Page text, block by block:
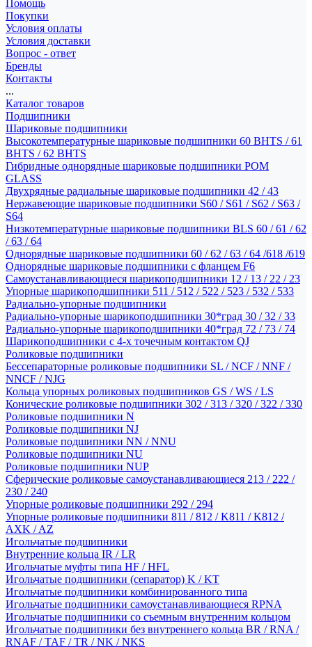
Помощь
Покупки
Условия оплаты
Условия доставки
Вопрос - ответ
Бренды
Контакты
...
Каталог товаров
Подшипники
Шариковые подшипники
Высокотемпературные шариковые подшипники 60 BHTS / 61
BHTS / 62 BHTS
Гибридные однорядные шариковые подшипники POM
GLASS
Двухрядные радиальные шариковые подшипники 42 / 43
Нержавеющие шариковые подшипники S60 / S61 / S62 / S63 /
S64
Низкотемпературные шариковые подшипники BLS 60 / 61 / 62
/ 63 / 64
Однорядные шариковые подшипники 60 / 62 / 63 / 64 /618 /619
Однорядные шариковые подшипники с фланцем F6
Самоустанавливающиеся шарикоподшипники 12 / 13 / 22 / 23
Упорные шарикоподшипники 511 / 512 / 522 / 523 / 532 / 533
Радиально-упорные подшипники
Радиально-упорные шарикоподшипники 30*град 30 / 32 / 33
Радиально-упорные шарикоподшипники 40*град 72 / 73 / 74
Шарикоподшипники с 4-х точечным контактом QJ
Роликовые подшипники
Бессепараторные роликовые подшипники SL / NCF / NNF /
NNCF / NJG
Кольца упорных роликовых подшипников GS / WS / LS
Конические роликовые подшипники 302 / 313 / 320 / 322 / 330
Роликовые подшипники N
Роликовые подшипники NJ
Роликовые подшипники NN / NNU
Роликовые подшипники NU
Роликовые подшипники NUP
Сферические роликовые самоустанавливающиеся 213 / 222 /
230 / 240
Упорные роликовые подшипники 292 / 294
Упорные роликовые подшипники 811 / 812 / K811 / K812 /
AXK / AZ
Игольчатые подшипники
Внутренние кольца IR / LR
Игольчатые муфты типа HF / HFL
Игольчатые подшипники (сепаратор) K / KT
Игольчатые подшипники комбинированного типа
Игольчатые подшипники самоустанавливающиеся RPNA
Игольчатые подшипники со съемным внутренним кольцом
Игольчатые подшипники без внутреннего кольца BR / RNA /
RNAF / TAF / TR / NK / NKS